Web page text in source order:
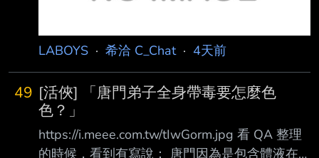
LABOYS · 希洽 C_Chat· 4天前
49 [活俠] 「唐門弟子全身帶毒要怎麼色
色？」
https://i.meee.com.tw/tIwGorm.jpg 看 QA 整理
的時候，看到有寫說： 唐門因為是包含體液在